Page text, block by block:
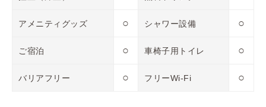
アメニティグッズ ○ シャワー設備 ○
ご宿泊 ○ 車椅子用トイレ ○
バリアフリー ○ フリーWi-Fi ○